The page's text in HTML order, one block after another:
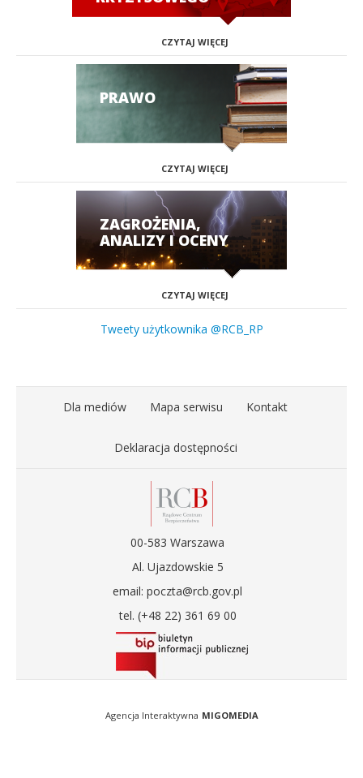
CZYTAJ WIĘCEJ
PRAWO
CZYTAJ WIĘCEJ
ZAGROŻENIA,
ANALIZY I OCENY
CZYTAJ WIĘCEJ
Tweety użytkownika @RCB_RP
Dla mediów Mapa serwisu Kontakt
Deklaracja dostępności
00-583 Warszawa
Al. Ujazdowskie 5
email: poczta@rcb.gov.pl
tel. (+48 22) 361 69 00
Agencja Interaktywna MIGOMEDIA